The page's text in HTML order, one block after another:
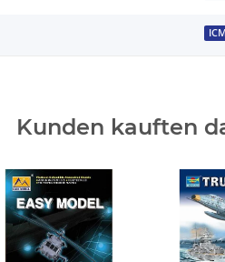
Kunden kauften